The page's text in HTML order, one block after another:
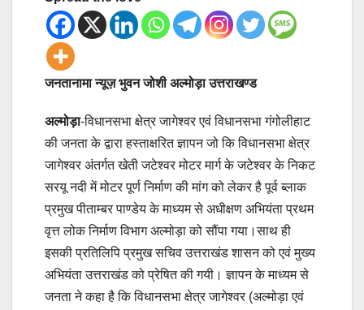
जनतानामा न्यूज़ भुवन जोशी अल्मोड़ा उत्तराखण्ड
अल्मोड़ा-विधानसभा क्षेत्र जागेश्वर एवं विधानसभा गंगोलीहाट
की जनता के द्वारा हस्ताक्षरित ज्ञापन जो कि विधानसभा क्षेत्र
जागेश्वर अंतर्गत खेती जटेश्वर मोटर मार्ग के जटेश्वर के निकट
सरयू नदी में मोटर पूर्ण निर्माण की मांग को लेकर है पूर्व ब्लाक
प्रमुख पीताम्बर पाण्डेय के माध्यम से अधीक्षण अभियंता प्रथम
वृत्त लोक निर्माण विभाग अल्मोड़ा को सौंपा गया।साथ ही
इसकी प्रतिलिपि प्रमुख सचिव उत्तराखंड शासन को एवं मुख्य
अभियंता उत्तराखंड को प्रेषित की गयी। ज्ञापन के माध्यम से
जनता ने कहा है कि विधानसभा क्षेत्र जागेश्वर (अल्मोड़ा एवं